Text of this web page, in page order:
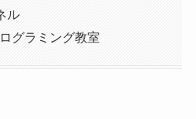
ル
グラミング教室